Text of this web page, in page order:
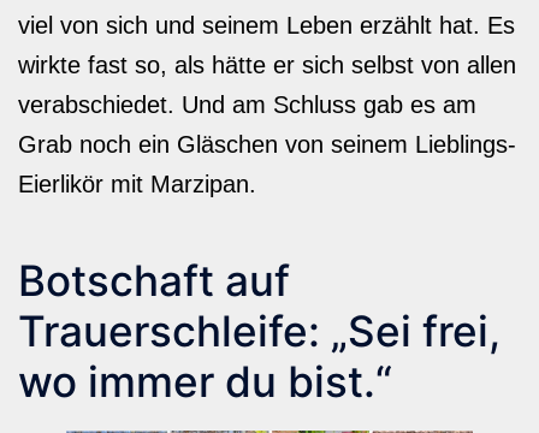
viel von sich und seinem Leben erzählt hat. Es
wirkte fast so, als hätte er sich selbst von allen
verabschiedet. Und am Schluss gab es am
Grab noch ein Gläschen von seinem Lieblings-
Eierlikör mit Marzipan.
Botschaft auf
Trauerschleife: „Sei frei,
wo immer du bist.“